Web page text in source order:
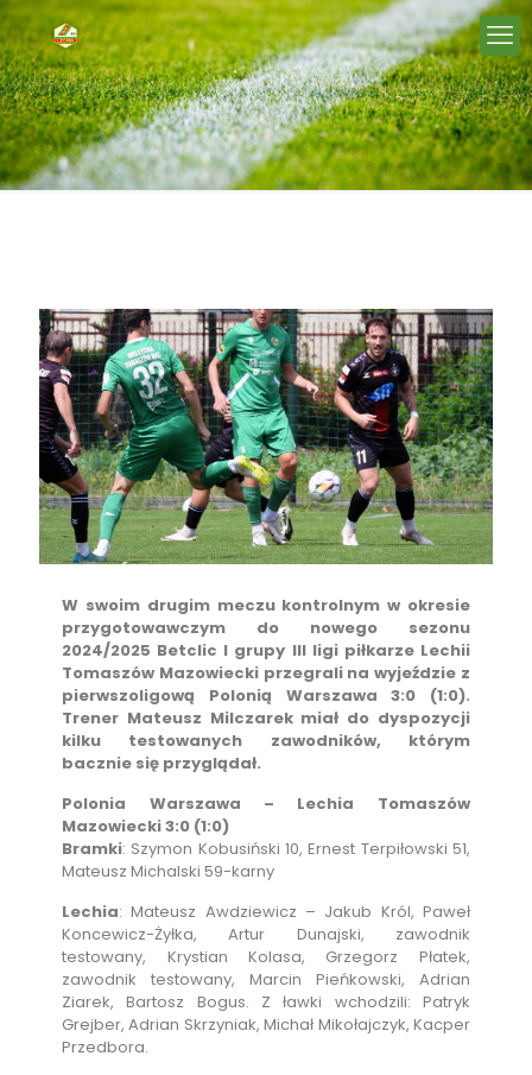
W swoim drugim meczu kontrolnym w okresie
przygotowawczym do nowego sezonu
2024/2025 Betclic I grupy III ligi piłkarze Lechii
Tomaszów Mazowiecki przegrali na wyjeździe z
pierwszoligową Polonią Warszawa 3:0 (1:0).
Trener Mateusz Milczarek miał do dyspozycji
kilku testowanych zawodników, którym
bacznie się przyglądał.
Polonia Warszawa – Lechia Tomaszów
Mazowiecki 3:0 (1:0)
Bramki: Szymon Kobusiński 10, Ernest Terpiłowski 51,
Mateusz Michalski 59-karny
Lechia: Mateusz Awdziewicz – Jakub Król, Paweł
Koncewicz-Żyłka, Artur Dunajski, zawodnik
testowany, Krystian Kolasa, Grzegorz Płatek,
zawodnik testowany, Marcin Pieńkowski, Adrian
Ziarek, Bartosz Bogus. Z ławki wchodzili: Patryk
Grejber, Adrian Skrzyniak, Michał Mikołajczyk, Kacper
Przedbora.